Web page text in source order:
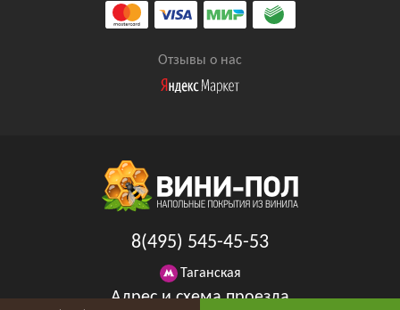
Отзывы о нас
8(495) 545-45-53
Таганская
Адрес и схема проезда